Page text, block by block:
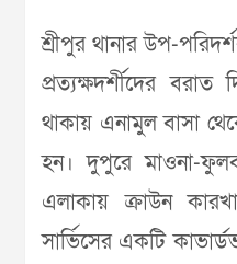
শ্রীপুর থানার উপ-
প্রত্যক্ষদর্শীদের বরাত
থাকায় এনামুল বাসা
হন। দুপুরে মাওনা-
এলাকায় ক্রাউন
সার্ভিসের একটি